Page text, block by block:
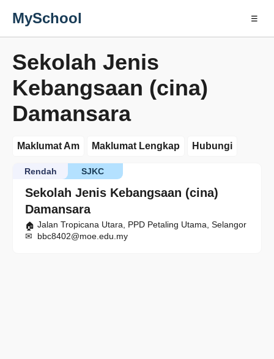
MySchool ☰
Sekolah Jenis
Kebangsaan (cina)
Damansara
Maklumat Am Maklumat Lengkap Hubungi
Sekolah Jenis Kebangsaan (cina)
Damansara
SJKC
Rendah
Jalan Tropicana Utara, PPD Petaling Utama, Selangor
bbc8402@moe.edu.my